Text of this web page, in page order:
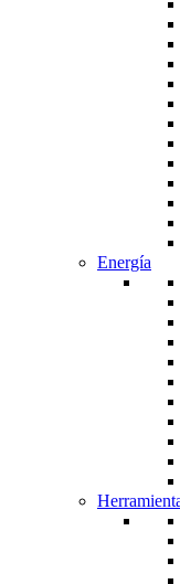
Energía